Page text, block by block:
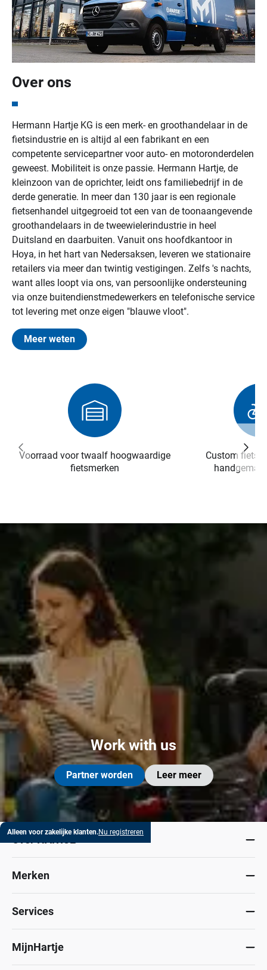
Over ons
Hermann Hartje KG is een merk- en groothandelaar in de
fietsindustrie en is altijd al een fabrikant en een
competente servicepartner voor auto- en motoronderdelen
geweest. Mobiliteit is onze passie. Hermann Hartje, de
kleinzoon van de oprichter, leidt ons familiebedrijf in de
derde generatie. In meer dan 130 jaar is een regionale
fietsenhandel uitgegroeid tot een van de toonaangevende
groothandelaars in de tweewielerindustrie in heel
Duitsland en daarbuiten. Vanuit ons hoofdkantoor in
Hoya, in het hart van Nedersaksen, leveren we stationaire
retailers via meer dan twintig vestigingen. Zelfs 's nachts,
want alles loopt via ons, van persoonlijke ondersteuning
via onze buitendienstmedewerkers en telefonische service
tot levering met onze eigen "blauwe vloot".
Meer weten
Voorraad voor twaalf hoogwaardige
fietsmerken
Custom
Work with us
Partner worden Leer meer
Alleen voor zakelijke klanten.Nu registreren
Over HARTJE
Merken
Services
MijnHartje